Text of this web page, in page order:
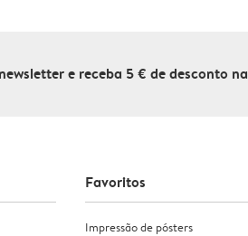
e receba 5 € de desconto
Favoritos
Impressão de pósters